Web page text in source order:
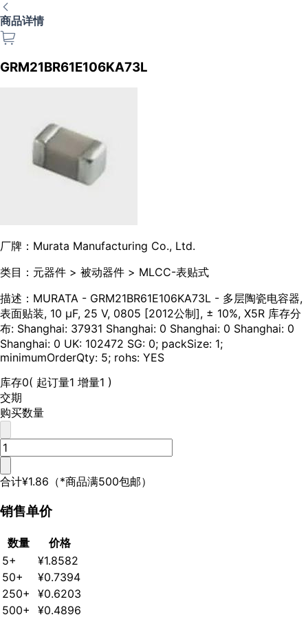
商品详情
GRM21BR61E106KA73L
厂牌： Murata Manufacturing Co., Ltd.
类目： 元器件 > 被动器件 > MLCC-表贴式
描述： MURATA - GRM21BR61E106KA73L - 多层陶瓷电容器,
表面贴装, 10 µF, 25 V, 0805 [2012公制], ± 10%, X5R 库存分
布: Shanghai: 37931 Shanghai: 0 Shanghai: 0 Shanghai: 0
Shanghai: 0 UK: 102472 SG: 0; packSize: 1;
minimumOrderQty: 5; rohs: YES
库存0( 起订量1 增量1 )
交期
购买数量
合计¥1.86 （*商品满500包邮）
销售单价
数量
价格
5+
¥1.8582
50+
¥0.7394
250+
¥0.6203
500+
¥0.4896